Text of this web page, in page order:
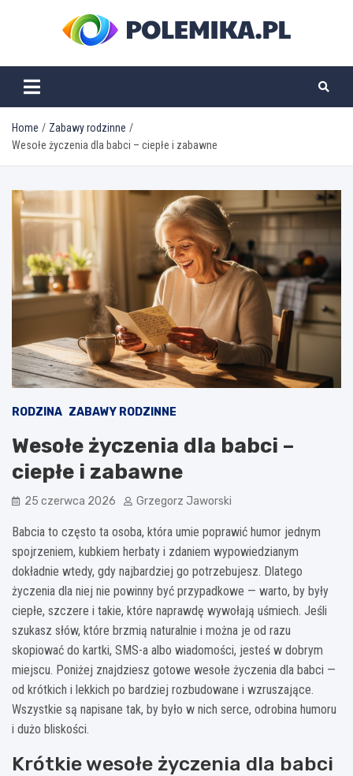
polemika.pl
Home
Zabawy rodzinne
Wesołe życzenia dla babci – ciepłe i zabawne
RODZINA ZABAWY RODZINNE
Wesołe życzenia dla babci –
ciepłe i zabawne
25 czerwca 2026 Grzegorz Jaworski
Babcia to często ta osoba, która umie poprawić humor jednym
spojrzeniem, kubkiem herbaty i zdaniem wypowiedzianym
dokładnie wtedy, gdy najbardziej go potrzebujesz. Dlatego
życzenia dla niej nie powinny być przypadkowe — warto, by były
ciepłe, szczere i takie, które naprawdę wywołają uśmiech. Jeśli
szukasz słów, które brzmią naturalnie i można je od razu
skopiować do kartki, SMS-a albo wiadomości, jesteś w dobrym
miejscu. Poniżej znajdziesz gotowe wesołe życzenia dla babci —
od krótkich i lekkich po bardziej rozbudowane i wzruszające.
Wszystkie są napisane tak, by było w nich serce, odrobina humoru
i dużo bliskości.
Krótkie wesołe życzenia dla babci